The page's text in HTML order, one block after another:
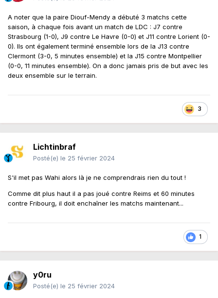
A noter que la paire Diouf-Mendy a débuté 3 matchs cette
saison, à chaque fois avant un match de LDC : J7 contre
Strasbourg (1-0), J9 contre Le Havre (0-0) et J11 contre Lorient (0-
0). Ils ont également terminé ensemble lors de la J13 contre
Clermont (3-0, 5 minutes ensemble) et la J15 contre Montpellier
(0-0, 11 minutes ensemble). On a donc jamais pris de but avec les
deux ensemble sur le terrain.
3
Lichtinbraf
Posté(e) le 25 février 2024
S'il met pas Wahi alors là je ne comprendrais rien du tout !
Comme dit plus haut il a pas joué contre Reims et 60 minutes
contre Fribourg, il doit enchaîner les matchs maintenant...
1
y0ru
Posté(e) le 25 février 2024